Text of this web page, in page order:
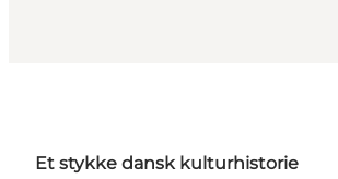
Et stykke dansk kulturhistorie